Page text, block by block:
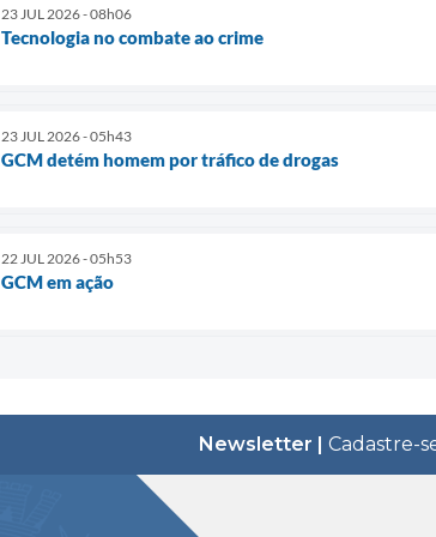
23 JUL 2026 - 08h06
Tecnologia no combate ao crime
23 JUL 2026 - 05h43
GCM detém homem por tráfico de drogas
22 JUL 2026 - 05h53
GCM em ação
Newsletter | Cadastre-